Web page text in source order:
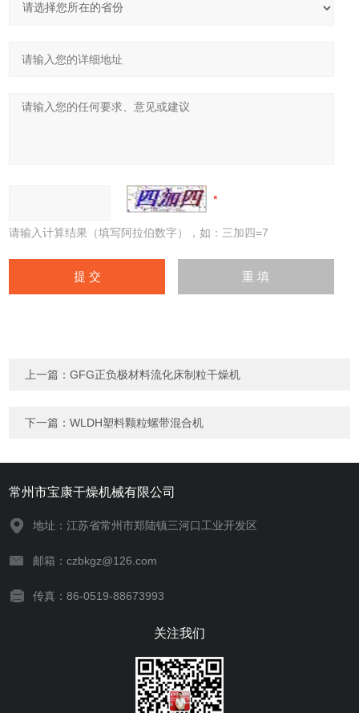
请输入计算结果（填写阿拉伯数字），如：三加四=7
上一篇：GFG正负极材料流化床制粒干燥机
下一篇：WLDH塑料颗粒螺带混合机
常州市宝康干燥机械有限公司
地址：江苏省常州市郑陆镇三河口工业开发区
邮箱：czbkgz@126.com
传真：86-0519-88673993
关注我们